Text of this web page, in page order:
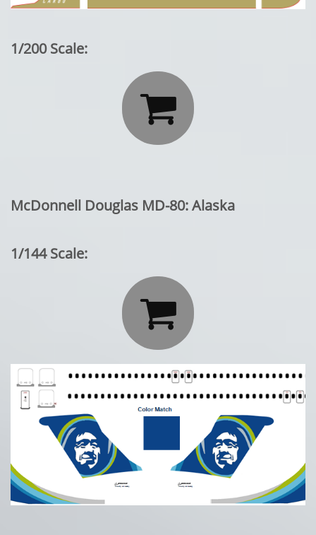
1/200 Scale:

McDonnell Douglas MD-80: Alaska
1/144 Scale:
